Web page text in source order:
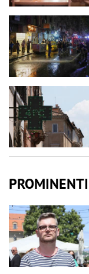
PROMINENTI